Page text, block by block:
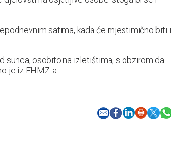
satima, kada će mjestimično biti i
sunca, osobito na izletištima, s obzirom da
je iz FHMZ-a.